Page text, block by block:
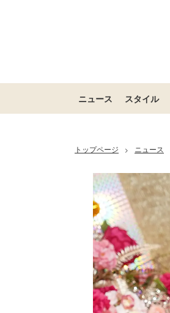
ニュース スタイル
トップページ > ニュース